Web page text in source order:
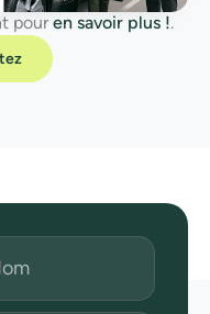
pouren savoir plus !.